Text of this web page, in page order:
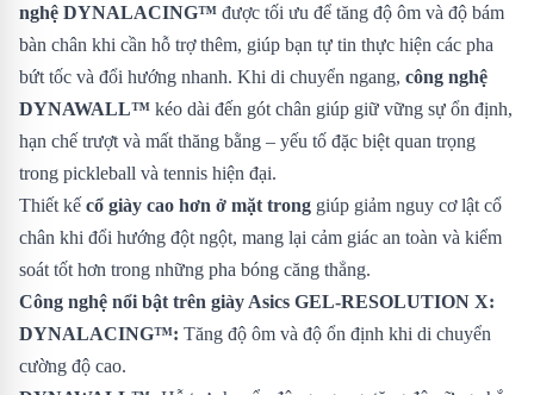
nghệ DYNALACING™ được tối ưu để tăng độ ôm và độ bám
bàn chân khi cần hỗ trợ thêm, giúp bạn tự tin thực hiện các pha
bứt tốc và đổi hướng nhanh. Khi di chuyển ngang, công nghệ
DYNAWALL™ kéo dài đến gót chân giúp giữ vững sự ổn định,
hạn chế trượt và mất thăng bằng – yếu tố đặc biệt quan trọng
trong pickleball và tennis hiện đại.
Thiết kế cổ giày cao hơn ở mặt trong giúp giảm nguy cơ lật cổ
chân khi đổi hướng đột ngột, mang lại cảm giác an toàn và kiểm
soát tốt hơn trong những pha bóng căng thẳng.
Công nghệ nổi bật trên giày Asics GEL-RESOLUTION X:
DYNALACING™: Tăng độ ôm và độ ổn định khi di chuyển
cường độ cao.